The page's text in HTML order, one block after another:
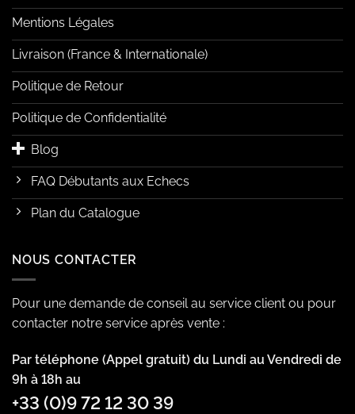
Mentions Légales
Livraison (France & Internationale)
Politique de Retour
Politique de Confidentialité
Blog
FAQ Débutants aux Echecs
Plan du Catalogue
NOUS CONTACTER
Pour une demande de conseil au service client ou pour
contacter notre service après vente :
Par téléphone (Appel gratuit) du Lundi au Vendredi de
9h à 18h au
+33 (0)9 72 12 30 39